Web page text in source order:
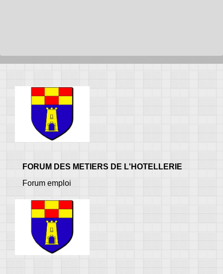
FORUM DES METIERS DE L'HOTELLERIE
Forum emploi